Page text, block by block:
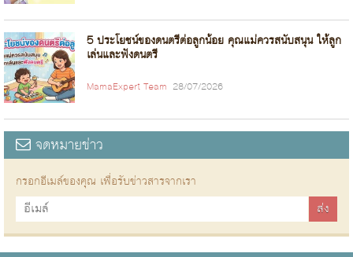
5 ประโยชน์ของดนตรีต่อลูกน้อย คุณแม่ควรสนับสนุน ให้ลูก
เล่นและฟังดนตรี
MamaExpert Team 28/07/2026
จดหมายข่าว
กรอกอีเมล์ของคุณ เพื่อรับข่าวสารจากเรา